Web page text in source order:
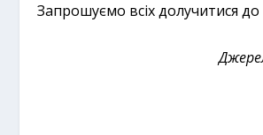
Запрошуємо всіх долучитися до